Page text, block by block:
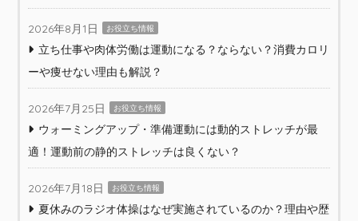
2026年8月1日 お役立ち情報
立ち仕事や肉体労働は運動になる？ならない？消費カロリ
ーや痩せない理由も解説？
2026年7月25日 お役立ち情報
ウォーミングアップ・準備運動には動的ストレッチが最
適！運動前の静的ストレッチは良くない？
2026年7月18日 お役立ち情報
夏休みのラジオ体操はなぜ実施されているのか？理由や歴